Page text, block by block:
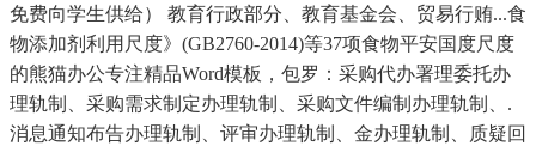
免费向学生供给） 教育行政部分、教育基金会、贸易行贿...食
物添加剂利用尺度》(GB2760-2014)等37项食物平安国度尺度
的熊猫办公专注精品Word模板，包罗：采购代办署理委托办
理轨制、采购需求制定办理轨制、采购文件编制办理轨制、.
消息通知布告办理轨制、评审办理轨制、金办理轨制、质疑回